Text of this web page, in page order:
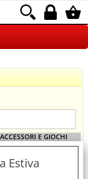
E GIOCHI
Estiva